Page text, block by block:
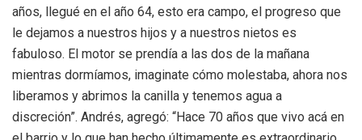
años, llegué en el año 64, esto era campo, el progreso que
le dejamos a nuestros hijos y a nuestros nietos es
fabuloso. El motor se prendía a las dos de la mañana
mientras dormíamos, imaginate cómo molestaba, ahora nos
liberamos y abrimos la canilla y tenemos agua a
discreción”. Andrés, agregó: “Hace 70 años que vivo acá en